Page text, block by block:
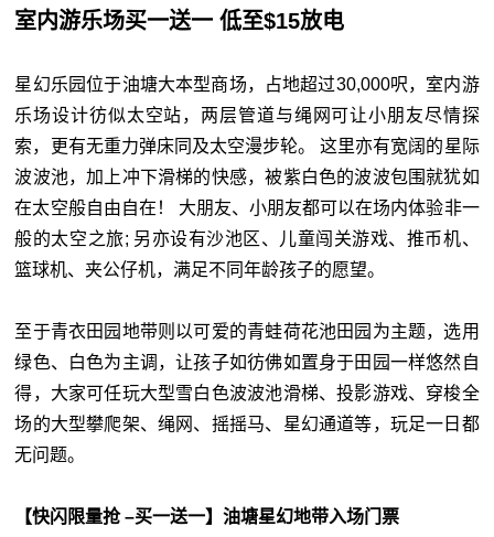
室内游乐场买一送一 低至$15放电
星幻乐园位于油塘大本型商场，占地超过30,000呎，室内游
乐场设计彷似太空站，两层管道与绳网可让小朋友尽情探
索，更有无重力弹床同及太空漫步轮。 这里亦有宽阔的星际
波波池，加上冲下滑梯的快感，被紫白色的波波包围就犹如
在太空般自由自在！ 大朋友、小朋友都可以在场内体验非一
般的太空之旅; 另亦设有沙池区、儿童闯关游戏、推币机、
篮球机、夹公仔机，满足不同年龄孩子的愿望。
至于青衣田园地带则以可爱的青蛙荷花池田园为主题，选用
绿色、白色为主调，让孩子如彷佛如置身于田园一样悠然自
得，大家可任玩大型雪白色波波池滑梯、投影游戏、穿梭全
场的大型攀爬架、绳网、摇摇马、星幻通道等，玩足一日都
无问题。
【快闪限量抢 –买一送一】油塘星幻地带入场门票